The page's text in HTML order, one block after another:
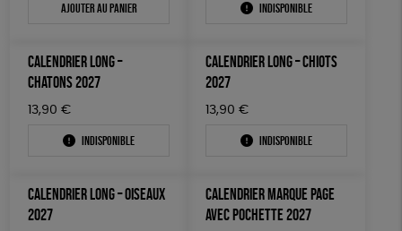
TOUT
Oeko-Tex PEFC Fabriqué en Espagne
Ajouter au panier Indisponible
CALENDRIER LONG –
CHATONS 2027
13,90 €
Indisponible
CALENDRIER LONG – CHIOTS
2027
13,90 €
Indisponible
CALENDRIER LONG – OISEAUX
2027
CALENDRIER MARQUE PAGE
AVEC POCHETTE 2027